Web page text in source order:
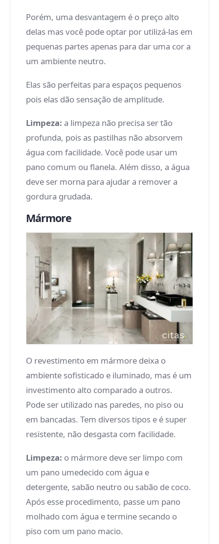
Porém, uma desvantagem é o preço alto
delas mas você pode optar por utilizá-las em
pequenas partes apenas para dar uma cor a
um ambiente neutro.
Elas são perfeitas para espaços pequenos
pois elas dão sensação de amplitude.
Limpeza: a limpeza não precisa ser tão
profunda, pois as pastilhas não absorvem
água com facilidade. Você pode usar um
pano comum ou flanela. Além disso, a água
deve ser morna para ajudar a remover a
gordura grudada.
Mármore
O revestimento em mármore deixa o
ambiente sofisticado e iluminado, mas é um
investimento alto comparado a outros.
Pode ser utilizado nas paredes, no piso ou
em bancadas. Tem diversos tipos e é super
resistente, não desgasta com facilidade.
Limpeza: o mármore deve ser limpo com
um pano umedecido com água e
detergente, sabão neutro ou sabão de coco.
Após esse procedimento, passe um pano
molhado com água e termine secando o
piso com um pano macio.